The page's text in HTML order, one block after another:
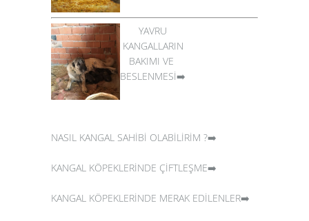
YAVRU
KANGALLARIN
BAKIMI VE
BESLENMESİ➡️
NASIL KANGAL SAHİBİ OLABİLİRİM ?➡️
KANGAL KÖPEKLERİNDE ÇİFTLEŞME➡️
KANGAL KÖPEKLERİNDE MERAK EDİLENLER➡️